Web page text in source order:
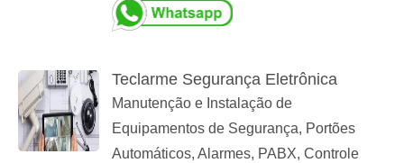
Teclarme Segurança Eletrônica
Manutenção e Instalação de
Equipamentos de Segurança, Portões
Automáticos, Alarmes, PABX, Controle